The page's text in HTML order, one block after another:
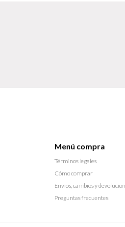
Menú compra
Términos legales
Cómo comprar
Envíos, cambios y
Preguntas frecuentes